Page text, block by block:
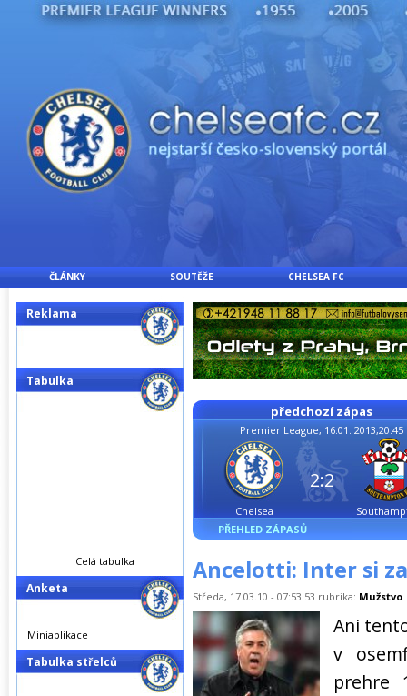
ČLÁNKY SOUTĚŽE CHELSEA FC
předchozí zápas
Premier League, 16.01. 2013,20:45
Chelsea
2:2
PŘEHLED ZÁPASŮ
Ancelotti: Inter si
Středa, 17.03.10 - 07:53:53 rubrika: Mužstvo
Ani
v
prehre
Reklama
Tabulka
Celá tabulka
Anketa
Miniaplikace
Tabulka střelců